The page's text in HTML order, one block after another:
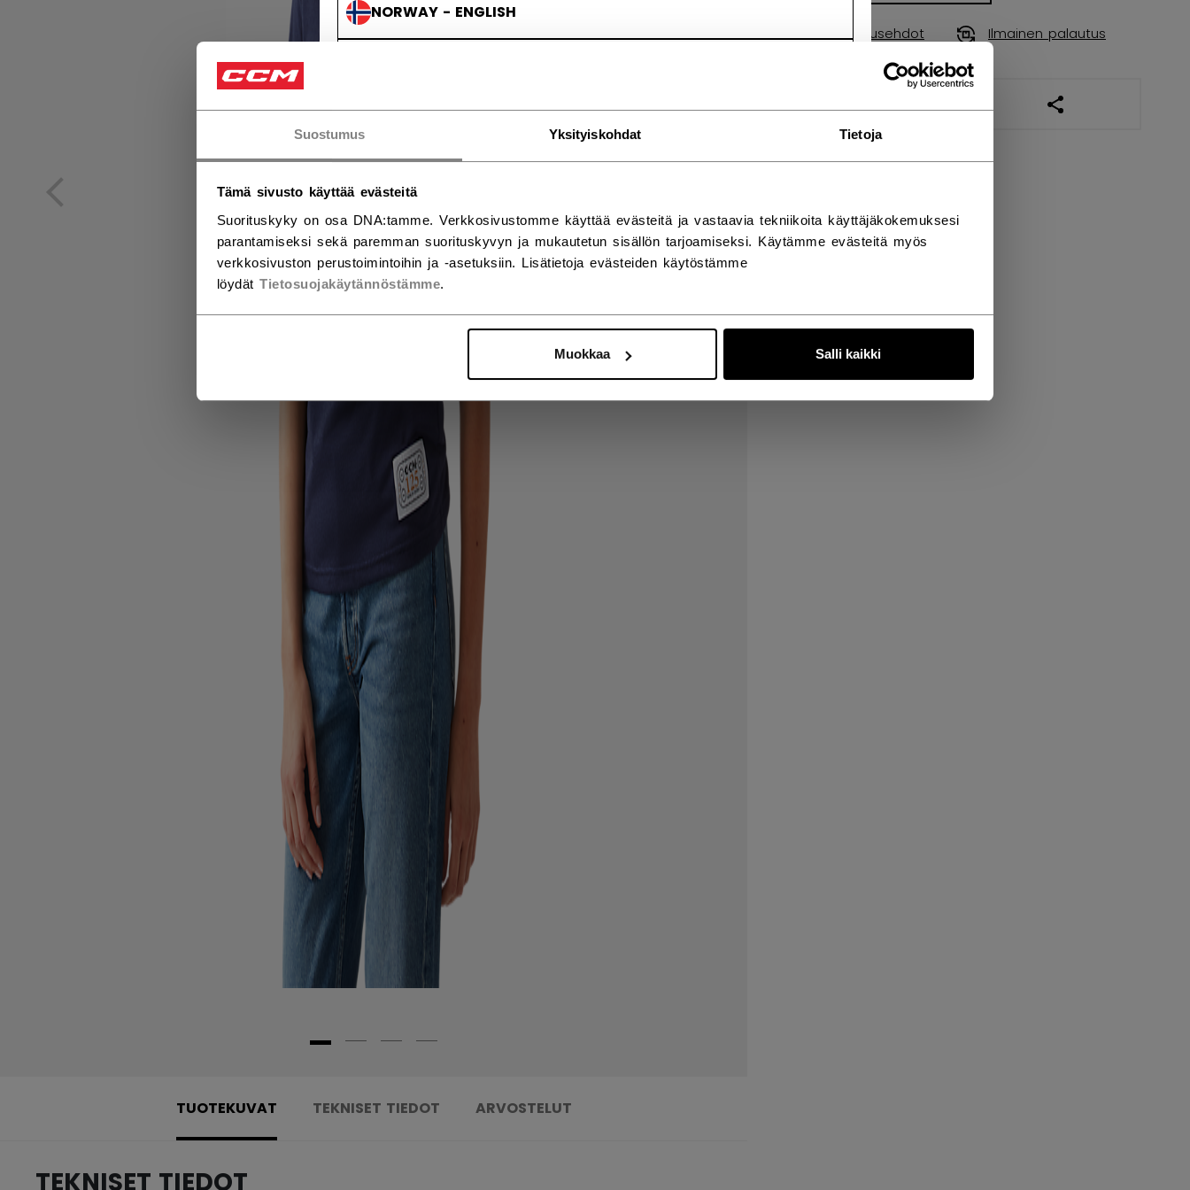
Suostumus Yksityiskohdat Tietoja
Tämä sivusto käyttää evästeitä
Suorituskyky on osa DNA:tamme. Verkkosivustomme käyttää evästeitä ja vastaavia tekniikoita käyttäjäkokemuksesi
parantamiseksi sekä paremman suorituskyvyn ja mukautetun sisällön tarjoamiseksi. Käytämme evästeitä myös
verkkosivuston perustoimintoihin ja -asetuksiin. Lisätietoja evästeiden käytöstämme
löydät Tietosuojakäytännöstämme.
Muokkaa Salli kaikki
NORWAY - ENGLISH
Toimitusehdot Ilmainen palautus
AVAA
TUOTEKUVAT TEKNISET TIEDOT ARVOSTELUT
TEKNISET TIEDOT